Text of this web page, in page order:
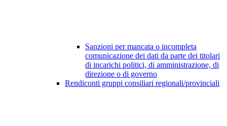
Sanzioni per mancata o incompleta
comunicazione dei dati da parte dei titolari
di incarichi politici, di amministrazione, di
direzione o di governo
Rendiconti gruppi consiliari regionali/provinciali